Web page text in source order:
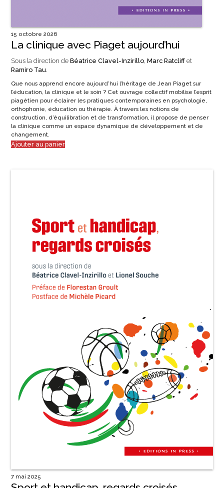
15 octobre 2026
La clinique avec Piaget aujourd’hui
Sous la direction de Béatrice Clavel-Inzirillo, Marc Ratcliffet
Ramiro Tau
Que nous apprend encore aujourd’hui l’héritage de Jean Piaget sur
l’éducation, la clinique et le soin ? Cet ouvrage collectif mobilise l’esprit
piagétien pour éclairer les pratiques contemporaines en psychologie,
orthophonie, éducation ou thérapie. À travers les notions de
construction, d’équilibration et de transformation, il propose de penser
la clinique comme un espace dynamique de développement et de
changement.
Ajouter au panier
7 mai 2025